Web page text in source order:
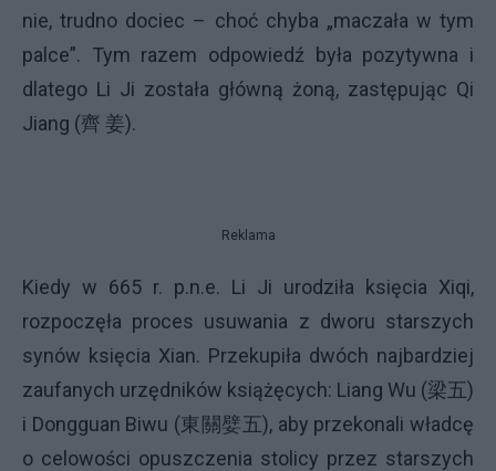
nie, trudno dociec – choć chyba „maczała w tym
palce”. Tym razem odpowiedź była pozytywna i
dlatego Li Ji została główną żoną, zastępując Qi
Jiang (齊 姜).
Reklama
Kiedy w 665 r. p.n.e. Li Ji urodziła księcia Xiqi,
rozpoczęła proces usuwania z dworu starszych
synów księcia Xian. Przekupiła dwóch najbardziej
zaufanych urzędników książęcych: Liang Wu (梁五)
i Dongguan Biwu (東關嬖五), aby przekonali władcę
o celowości opuszczenia stolicy przez starszych